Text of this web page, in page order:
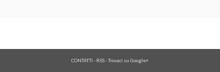
CONTATTI - RSS-Trovaci su Google+